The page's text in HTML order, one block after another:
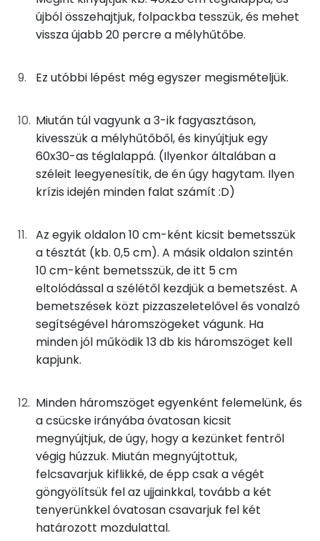
Szénhidrát
Cukor
16 mg
Élelmi rost
3 mg
Víz
Összesen
Vitaminok
Összesen
A vitamin (RAE):
428 micro
B6 vitamin:
0 mg
B12 Vitamin:
E vitamin:
2 mg
C vitamin:
0 mg
D vitamin:
0 micro
K vitamin:
5 micro
Tiamin - B1 vitamin:
újból összehajtjuk, folpackba tesszük, és mehet
vissza újabb 20 percre a mélyhűtőbe.
Ez utóbbi lépést még egyszer megismételjük.
Miután túl vagyunk a 3-ik fagyasztáson,
kivesszük a mélyhűtőből, és kinyújtjuk egy
60x30-as téglalappá. (Ilyenkor általában a
széleit leegyenesítik, de én úgy hagytam. Ilyen
krízis idején minden falat számít :D)
Az egyik oldalon 10 cm-ként kicsit bemetsszük
a tésztát (kb. 0,5 cm). A másik oldalon szintén
10 cm-ként bemetsszük, de itt 5 cm
eltolódással a szélétől kezdjük a bemetszést. A
bemetszések közt pizzaszeletelővel és vonalzó
segítségével háromszögeket vágunk. Ha
minden jól működik 13 db kis háromszöget kell
kapjunk.
Minden háromszöget egyenként felemelünk, és
a csücske irányába óvatosan kicsit
megnyújtjuk, de úgy, hogy a kezünket fentről
végig húzzuk. Miután megnyújtottuk,
felcsavarjuk kiflikké, de épp csak a végét
göngyölítsük fel az ujjainkkal, tovább a két
tenyerünkkel óvatosan csavarjuk fel két
határozott mozdulattal.